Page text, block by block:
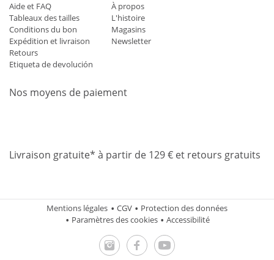
Aide et FAQ
Tableaux des tailles
Conditions du bon
Expédition et livraison
Retours
Etiqueta de devolución
À propos
L'histoire
Magasins
Newsletter
Nos moyens de paiement
Livraison gratuite* à partir de 129 € et retours gratuits
Mentions légales CGV
Protection des données
Paramètres des cookies
Accessibilité